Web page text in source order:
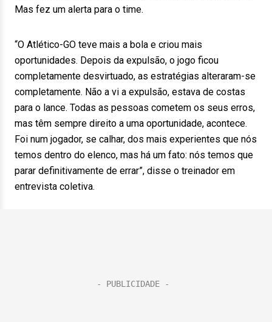
Mas fez um alerta para o time.
“O Atlético-GO teve mais a bola e criou mais
oportunidades. Depois da expulsão, o jogo ficou
completamente desvirtuado, as estratégias alteraram-se
completamente. Não a vi a expulsão, estava de costas
para o lance. Todas as pessoas cometem os seus erros,
mas têm sempre direito a uma oportunidade, acontece.
Foi num jogador, se calhar, dos mais experientes que nós
temos dentro do elenco, mas há um fato: nós temos que
parar definitivamente de errar”, disse o treinador em
entrevista coletiva.